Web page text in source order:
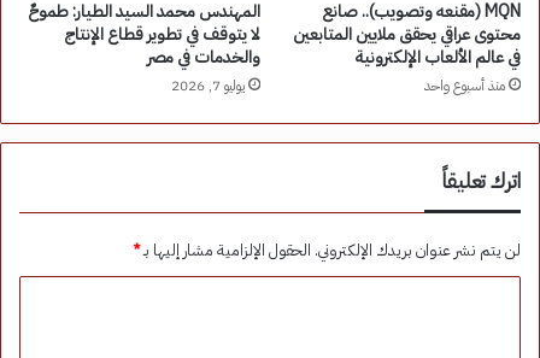
MQN (مقنعه وتصويب).. صانع
محتوى عراقي يحقق ملايين المتابعين
في عالم الألعاب الإلكترونية
منذ أسبوع واحد
المهندس محمد السيد الطيار: طموحٌ
لا يتوقف في تطوير قطاع الإنتاج
والخدمات في مصر
يوليو 7, 2026
اترك تعليقاً
لن يتم نشر عنوان بريدك الإلكتروني. الحقول الإلزامية مشار إليها بـ*